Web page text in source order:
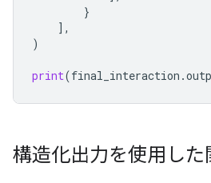
}
],
)
print(final_interaction .
構造化出力を使用した